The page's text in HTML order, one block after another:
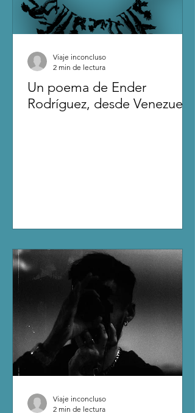
Un poema de Ender
Rodríguez, desde Venezuela
Viaje inconcluso
2 min de lectura
Viaje inconcluso
2 min de lectura